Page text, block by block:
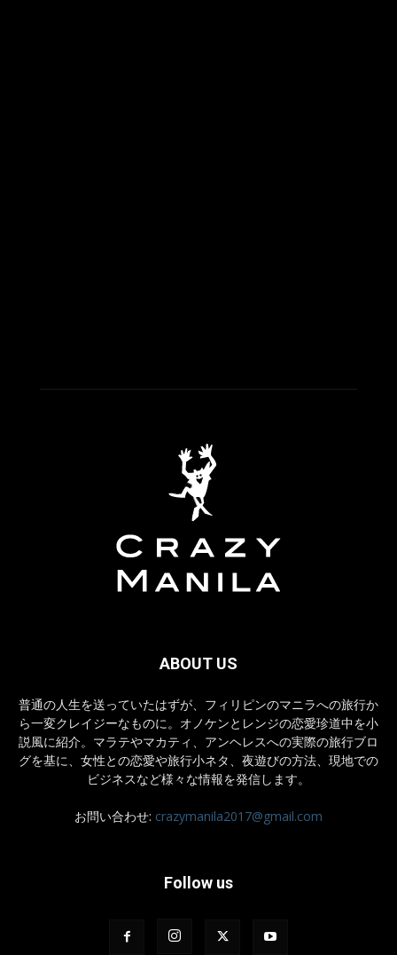
ABOUT US
普通の人生を送っていたはずが、フィリピンのマニラへの旅行か
ら一変クレイジーなものに。オノケンとレンジの恋愛珍道中を小
説風に紹介。マラテやマカティ、アンヘレスへの実際の旅行ブロ
グを基に、女性との恋愛や旅行小ネタ、夜遊びの方法、現地での
ビジネスなど様々な情報を発信します。
お問い合わせ: crazymanila2017@gmail.com
Follow us